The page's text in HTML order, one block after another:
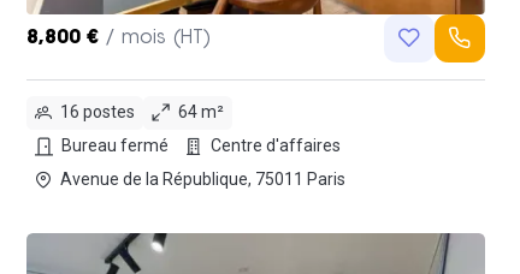
8,800 € / mois (HT)
16 postes
64 m²
Bureau fermé
Centre d'affaires
Avenue de la République, 75011 Paris